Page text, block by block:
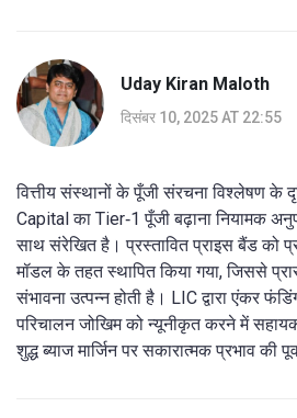
Uday Kiran Maloth
दिसंबर 10, 2025 AT 22:55
वित्तीय संस्थानों के पूँजी संरचना विश्लेषण के
Capital का Tier‑1 पूँजी बढ़ाना नियामक
साथ संरेखित है। प्रस्तावित प्राइस बैंड को
मॉडल के तहत स्थापित किया गया, जिससे
संभावना उत्पन्न होती है। LIC द्वारा एंकर
परिचालन जोखिम को न्यूनीकृत करने में
शुद्ध ब्याज मार्जिन पर सकारात्मक प्रभाव की